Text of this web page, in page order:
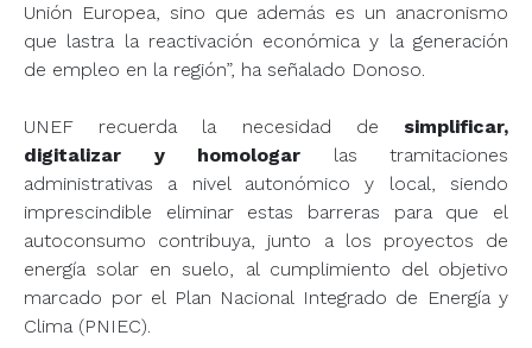
Unión Europea, sino que además es un anacronismo
que lastra la reactivación económica y la generación
de empleo en la región”, ha señalado Donoso.
UNEF recuerda la necesidad de simplificar,
digitalizar y homologar las tramitaciones
administrativas a nivel autonómico y local, siendo
imprescindible eliminar estas barreras para que el
autoconsumo contribuya, junto a los proyectos de
energía solar en suelo, al cumplimiento del objetivo
marcado por el Plan Nacional Integrado de Energía y
Clima (PNIEC).